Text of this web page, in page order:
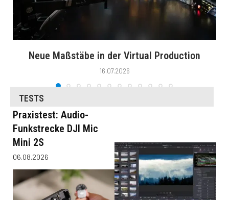
Neue Maßstäbe in der Virtual Production
16.07.2026
TESTS
Praxistest: Audio-
Funkstrecke DJI Mic
Mini 2S
06.08.2026